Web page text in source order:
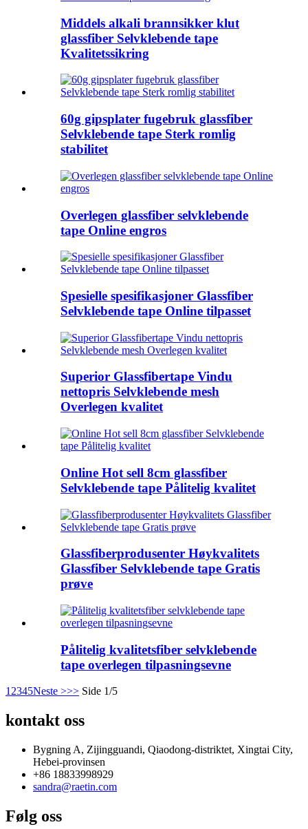
Middels alkali brannsikker klut
glassfiber Selvklebende tape
Kvalitetssikring
60g gipsplater fugebruk glassfiber
Selvklebende tape Sterk romlig
stabilitet
Overlegen glassfiber selvklebende
tape Online engros
Spesielle spesifikasjoner Glassfiber
Selvklebende tape Online tilpasset
Superior Glassfibertape Vindu
nettopris Selvklebende mesh
Overlegen kvalitet
Online Hot sell 8cm glassfiber
Selvklebende tape Pålitelig kvalitet
Glassfiberprodusenter Høykvalitets
Glassfiber Selvklebende tape Gratis
prøve
Pålitelig kvalitetsfiber selvklebende
tape overlegen tilpasningsevne
12345Neste >>> Side 1/5
kontakt oss
Bygning A, Zijingguandi, Qiaodong-distriktet, Xingtai City,
Hebei-provinsen
+86 18833998929
sandra@raetin.com
Følg oss